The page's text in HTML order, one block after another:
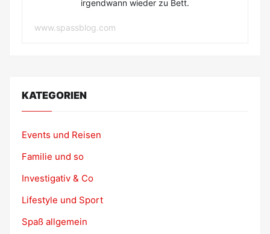
irgendwann wieder zu Bett.
www.spassblog.com
KATEGORIEN
Events und Reisen
Familie und so
Investigativ & Co
Lifestyle und Sport
Spaß allgemein